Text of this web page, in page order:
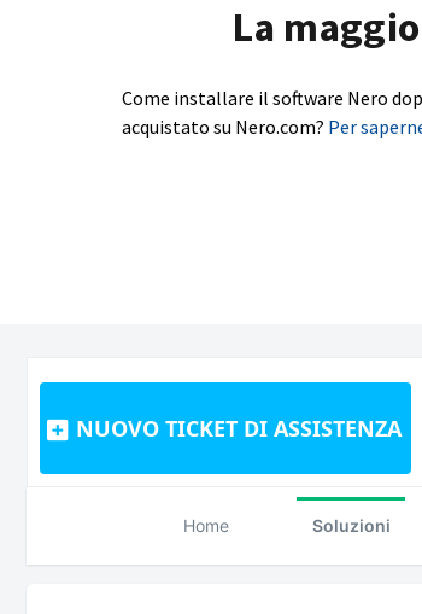
La
Come installare il software Nero
acquistato su Nero.com? Per
NUOVO TICKET DI ASSISTENZA
Home Soluzioni